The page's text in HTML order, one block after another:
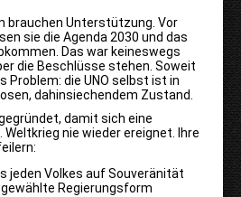
brauchen Unterstützung. Vor
sie die Agenda 2030 und das
Das war keineswegs
die Beschlüsse stehen. Soweit
Problem: die UNO selbst ist in
dahinsiechendem Zustand.
damit sich eine
Weltkrieg nie wieder ereignet. Ihre
jeden Volkes auf Souveränität
Regierungsform